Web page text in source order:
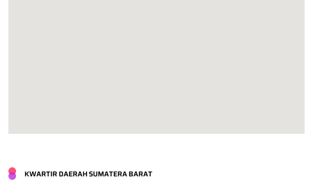
KWARTIR DAERAH SUMATERA BARAT